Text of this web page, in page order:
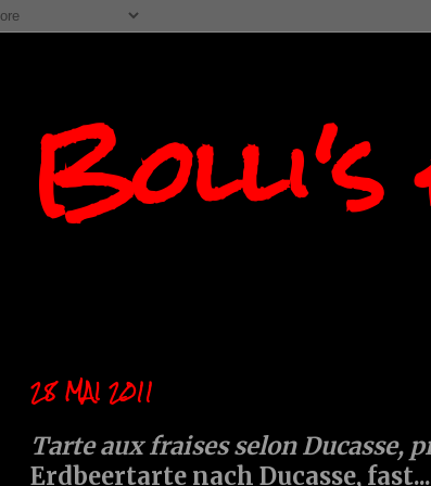
Bolli's
28 MAI 2011
Tarte aux fraises selon Ducasse,
Erdbeertarte nach Ducasse,